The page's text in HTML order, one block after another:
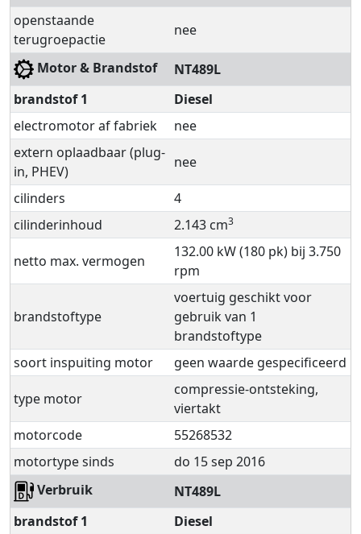
openstaande
terugroepactie
nee
Motor & Brandstof
NT489L
brandstof 1
Diesel
electromotor af fabriek
nee
extern oplaadbaar (plug-
in, PHEV)
nee
cilinders
4
cilinderinhoud
2.143 cm3
netto max. vermogen
132.00 kW (180 pk) bij 3.750
rpm
brandstoftype
voertuig geschikt voor
gebruik van 1
brandstoftype
soort inspuiting motor
geen waarde gespecificeerd
type motor
compressie-ontsteking,
viertakt
motorcode
55268532
motortype sinds
do 15 sep 2016
Verbruik
NT489L
brandstof 1
Diesel